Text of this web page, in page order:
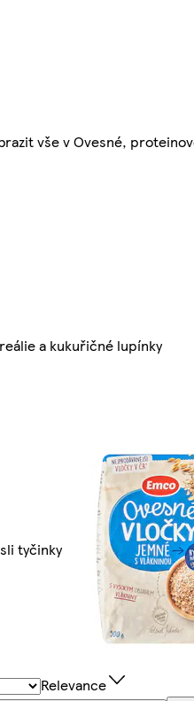
vše v Ovesné,
a kukuřičné lupínky
tyčinky
Relevance